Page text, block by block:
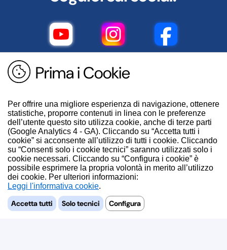
Prima i Cookie
Per offrire una migliore esperienza di navigazione, ottenere
statistiche, proporre contenuti in linea con le preferenze
dell’utente questo sito utilizza cookie, anche di terze parti
(Google Analytics 4 - GA). Cliccando su “Accetta tutti i
cookie” si acconsente all’utilizzo di tutti i cookie. Cliccando
su “Consenti solo i cookie tecnici” saranno utilizzati solo i
cookie necessari. Cliccando su “Configura i cookie” è
possibile esprimere la propria volontà in merito all’utilizzo
dei cookie. Per ulteriori informazioni:
.
Accetta tutti Solo tecnici Configura